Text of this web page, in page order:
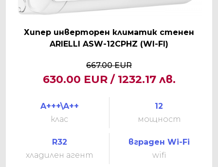
Хипер инверторен климатик стенен
ARIELLI ASW-12CPHZ (WI-FI)
667.00 EUR
630.00 EUR / 1232.17 лв.
A+++\A++
клас
12
мощност
R32
хладилен агент
вграден Wi-Fi
wifi